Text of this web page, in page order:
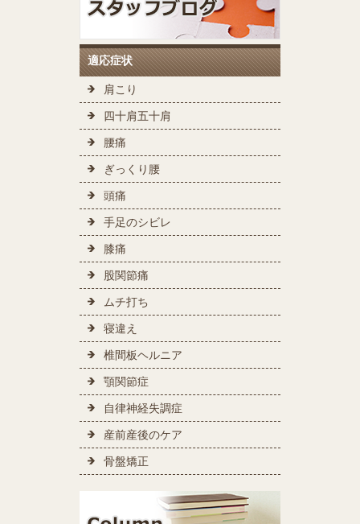
適応症状
肩こり
四十肩五十肩
腰痛
ぎっくり腰
頭痛
手足のシビレ
膝痛
股関節痛
ムチ打ち
寝違え
椎間板ヘルニア
顎関節症
自律神経失調症
産前産後のケア
骨盤矯正